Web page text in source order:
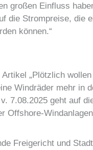
großen Einfluss
die Strompreise, die
können.“
„Plötzlich
Windräder mehr in
7.08.2025 geht auf
Offshore-
Freigericht und